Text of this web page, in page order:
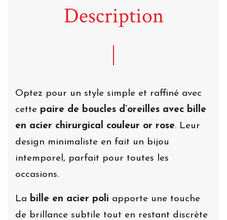
Description
Optez pour un style simple et raffiné avec
cette paire de boucles d’oreilles avec bille
en acier chirurgical couleur or rose. Leur
design minimaliste en fait un bijou
intemporel, parfait pour toutes les
occasions.
La bille en acier poli apporte une touche
de brillance subtile tout en restant discrète